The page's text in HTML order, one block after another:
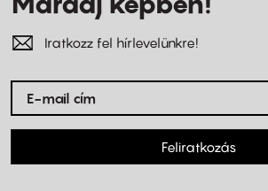
Iratkozz fel hírlevelünkre!
Feliratkozás